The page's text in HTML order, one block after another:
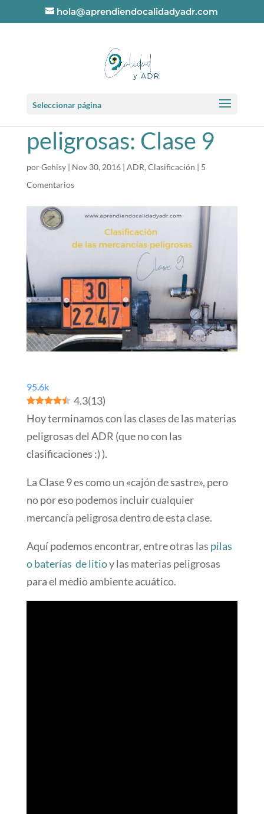
hola@aprendiendocalidadyadr.com
Seleccionar página
mercancías
peligrosas: Clase 9
porGehisy| Nov 30, 2016| ADR, Clasificación | 5
Comentarios
95.6k
4.3(13)
Hoy terminamos con las clases de las materias
peligrosas del ADR (que no con las
clasificaciones :) ).
La Clase 9 es como un «cajón de sastre», pero
no por eso podemos incluir cualquier
mercancía peligrosa dentro de esta clase.
Aquí podemos encontrar, entre otras las pilas
o baterías de litioy las materias peligrosas
para el medio ambiente acuático.